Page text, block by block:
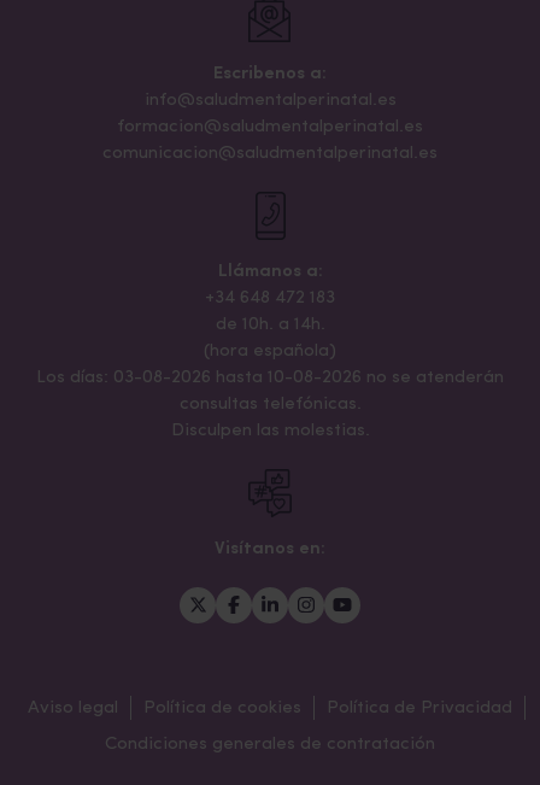
Escribenos a:
info@saludmentalperinatal.es
formacion@saludmentalperinatal.es
comunicacion@saludmentalperinatal.es
Llámanos a:
+34 648 472 183
de 10h. a 14h.
(hora española)
Los días: 03-08-2026 hasta 10-08-2026 no se atenderán
consultas telefónicas.
Disculpen las molestias.
Visítanos en:
Aviso legal Política de cookies
Política de Privacidad
Condiciones generales de contratación